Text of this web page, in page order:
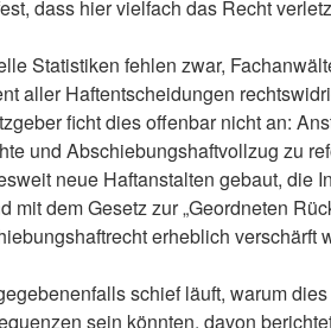
dass hier vielfach das Recht
Statistiken fehlen zwar,
aller Haftentscheidungen
ficht dies offenbar nicht an:
und Abschiebungshaftvollzug zu
neue Haftanstalten gebaut, die
mit dem Gesetz zur „Geordneten
erheblich verschärft
schief läuft, warum
sein könnten, davon